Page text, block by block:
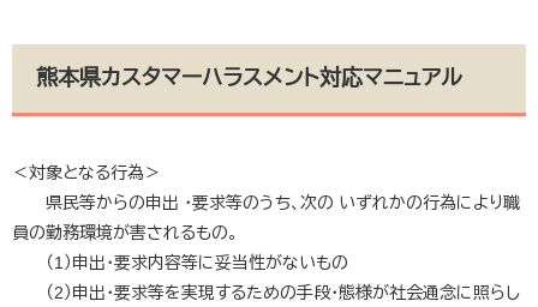
熊本県カスタマーハラスメント対応マニュアル
＜対象となる行為＞
県民等からの申出 ・要求等のうち、次の いずれかの行為により職
員の勤務環境が害されるもの。
（1）申出・要求内容等に妥当性がないもの
（2）申出・要求等を実現するための手段・態様が社会通念に照らし